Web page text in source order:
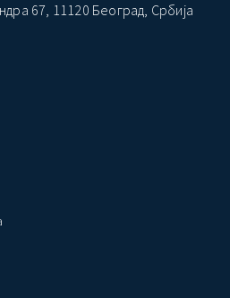
67, 11120 Београд, Србија